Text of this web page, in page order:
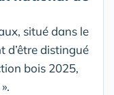
situé dans le
d’être distingué
bois 2025,